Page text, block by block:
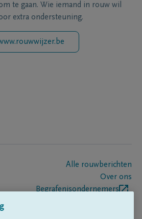
te gaan. Wie iemand in rouw wil
extra ondersteuning.
Alle rouwberichten
Over ons
Begrafenisondernemers